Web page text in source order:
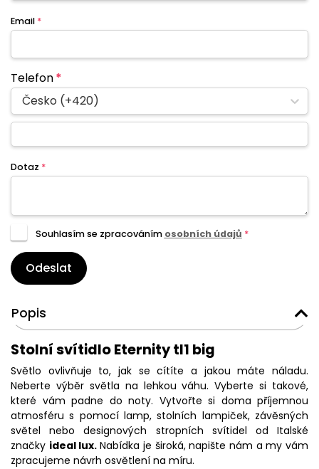
Email *
Telefon*
Česko (+420)
Dotaz *
Souhlasím se zpracováním osobních údajů *
Odeslat
Popis
Stolní svítidlo Eternity tl1 big
Světlo ovlivňuje to, jak se cítíte a jakou máte náladu.
Neberte výběr světla na lehkou váhu. Vyberte si takové,
které vám padne do noty. Vytvořte si doma příjemnou
atmosféru s pomocí lamp, stolních lampiček, závěsných
světel nebo designových stropních svítidel od Italské
značky ideal lux.Nabídka je široká, napište nám a my vám
zpracujeme návrh osvětlení na míru.